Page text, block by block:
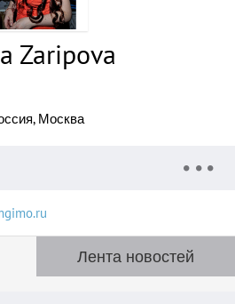
Zaripova
Москва
Лента новостей